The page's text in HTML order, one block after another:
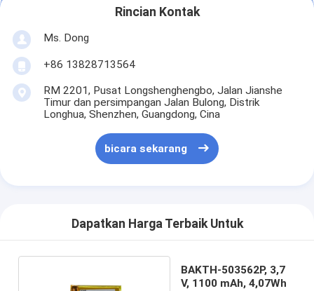
Rincian Kontak
Ms. Dong
+86 13828713564
RM 2201, Pusat Longshenghengbo, Jalan Jianshe
Timur dan persimpangan Jalan Bulong, Distrik
Longhua, Shenzhen, Guangdong, Cina
bicara sekarang
Dapatkan Harga Terbaik Untuk
BAKTH-503562P, 3,7
V, 1100 mAh, 4,07Wh